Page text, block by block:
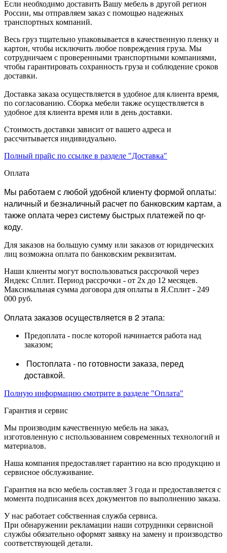
Если необходимо доставить Вашу мебель в другой регион
России, мы отправляем заказ с помощью надежных
транспортных компаний.
Весь груз тщательно упаковывается в качественную пленку и
картон, чтобы исключить любое повреждения груза. Мы
сотрудничаем с проверенными транспортными компаниями,
чтобы гарантировать сохранность груза и соблюдение сроков
доставки.
Доставка заказа осуществляется в удобное для клиента время,
по согласованию. Сборка мебели также осуществляется в
удобное для клиента время или в день доставки.
Стоимость доставки зависит от вашего адреса и
рассчитывается индивидуально.
Полный прайс по ссылке в разделе "Доставка"
Оплата
Мы работаем с любой удобной клиенту формой оплаты:
наличный и безналичный расчет по банковским картам, а
также оплата через систему быстрых платежей по qr-
коду.
Для заказов на большую сумму или заказов от юридических
лиц возможна оплата по банковским реквизитам.
Наши клиенты могут воспользоваться рассрочкой через
Яндекс Сплит. Период рассрочки - от 2х до 12 месяцев.
Максимальная сумма договора для оплаты в Я.Сплит - 249
000 руб.
Оплата заказов осуществляется в 2 этапа:
Предоплата - после которой начинается работа над
заказом;
Постоплата - по готовности заказа, перед
доставкой.
Полную информацию смотрите в разделе "Оплата"
Гарантия и сервис
Мы производим качественную мебель на заказ,
изготовленную с использованием современных технологий и
материалов.
Наша компания предоставляет гарантию на всю продукцию и
сервисное обслуживание.
Гарантия на всю мебель составляет 3 года и предоставляется с
момента подписания всех документов по выполнению заказа.
У нас работает собственная служба сервиса.
При обнаружении рекламации наши сотрудники сервисной
службы обязательно оформят заявку на замену и производство
соответствующей детали.